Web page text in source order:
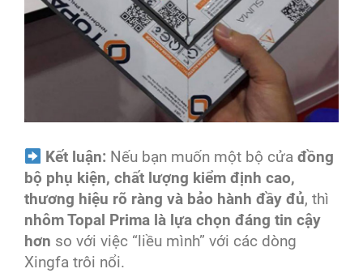
Kết luận: Nếu bạn muốn một bộ cửađồng
bộ phụ kiện, chất lượng kiểm định cao,
thương hiệu rõ ràng và bảo hành đầy đủ, thì
nhôm Topal Prima là lựa chọn đáng tin cậy
hơn so với việc “liều mình” với các dòng
Xingfa trôi nổi.